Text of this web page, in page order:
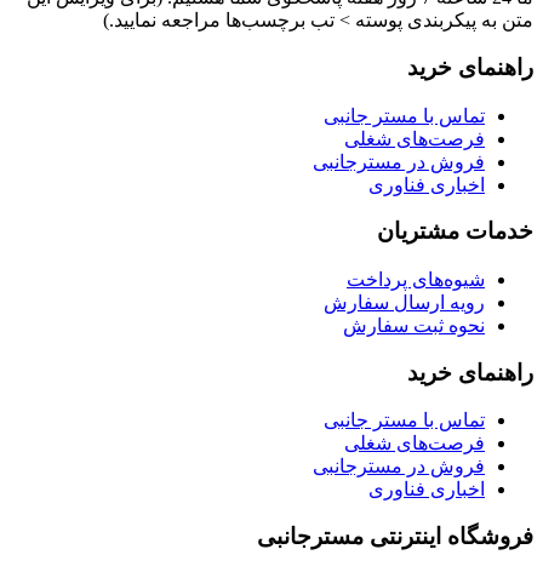
متن به پیکربندی پوسته > تب برچسب‌ها مراجعه نمایید.)
راهنمای خرید
تماس با مستر جانبی
فرصت‌های شغلی
فروش در مسترجانبی
اخباری فناوری
خدمات مشتریان
شیوه‌های پرداخت
رویه ارسال سفارش
نحوه ثبت سفارش
راهنمای خرید
تماس با مستر جانبی
فرصت‌های شغلی
فروش در مسترجانبی
اخباری فناوری
فروشگاه اینترنتی مسترجانبی